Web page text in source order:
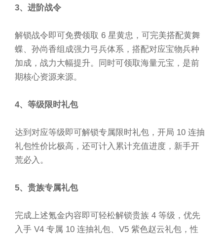
3、进阶战令
解锁战令即可免费领取 6 星黄忠，可完美搭配黄舞
蝶、孙尚香组成强力弓兵体系，搭配对应宝物兵种
加成，战力大幅提升。同时可领取海量元宝，是前
期核心资源来源。
4、等级限时礼包
达到对应等级即可解锁专属限时礼包，开局 10 连抽
礼包性价比极高，还可计入累计充值进度，新手开
荒必入。
5、贵族专属礼包
完成上述氪金内容即可轻松解锁贵族 4 等级，优先
入手 V4 专属 10 连抽礼包、V5 紫色赵云礼包，性